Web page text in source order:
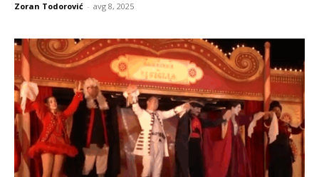
Zoran Todorović - avg 8, 2025